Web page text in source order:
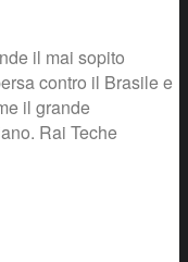
il mai sopito
contro il Brasile e
il grande
Rai Teche